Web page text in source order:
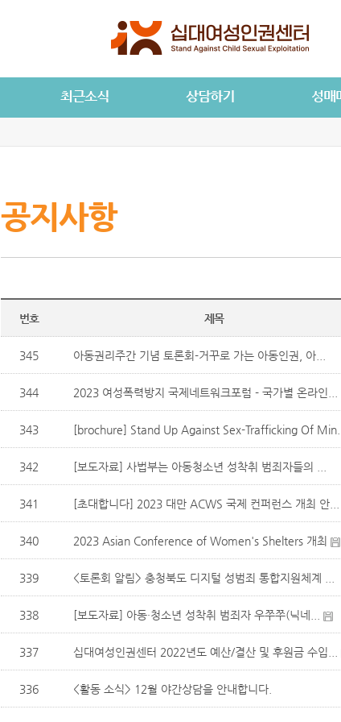
공지사항
번호 제목
345 아동권리주간 기념 토론회-거꾸로 가는 아동인권, 아...
344 2023 여성폭력방지 국제네트워크포럼 - 국가별 온라인...
343 [brochure] Stand Up Against Sex-Trafficking Of Min...
342 [보도자료] 사법부는 아동청소년 성착취 범죄자들의 ...
341 [초대합니다] 2023 대만 ACWS 국제 컨퍼런스 개최 안...
340 2023 Asian Conference of Women's Shelters 개최
339 <토론회 알림> 충청북도 디지털 성범죄 통합지원체계 ...
338 [보도자료] 아동·청소년 성착취 범죄자 우쭈쭈(닉네...
337 십대여성인권센터 2022년도 예산/결산 및 후원금 수입...
336 <활동 소식> 12월 야간상담을 안내합니다.